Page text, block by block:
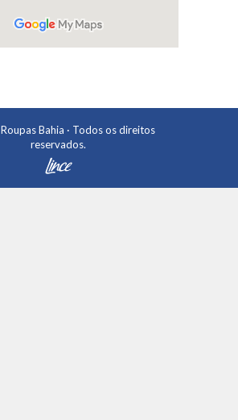
Roupas Bahia · Todos os direitos
reservados.